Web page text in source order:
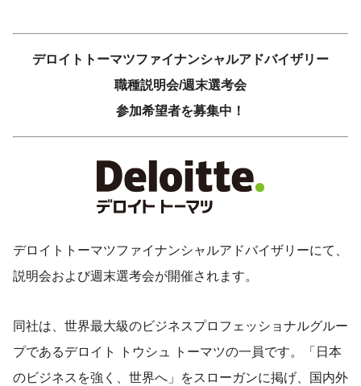
デロイトトーマツファイナンシャルアドバイザリー
職種説明会/週末選考会
参加希望者を募集中！
デロイトトーマツファイナンシャルアドバイザリーにて、
説明会および週末選考会が開催されます。
同社は、世界最大級のビジネスプロフェッショナルグルー
プであるデロイト トウシュ トーマツの一員です。「日本
のビジネスを強く、世界へ」をスローガンに掲げ、国内外